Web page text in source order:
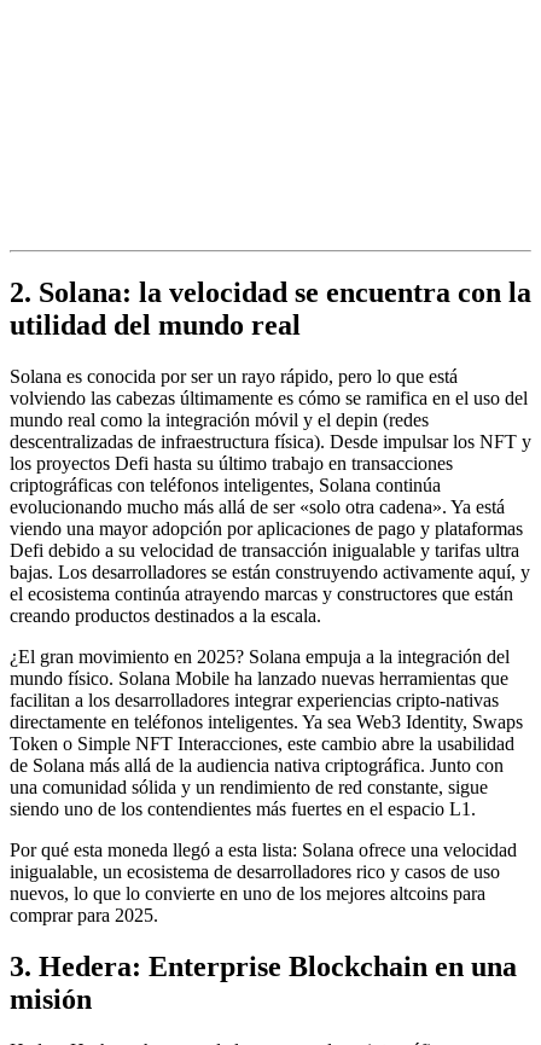
2. Solana: la velocidad se encuentra con la
utilidad del mundo real
Solana es conocida por ser un rayo rápido, pero lo que está
volviendo las cabezas últimamente es cómo se ramifica en el uso del
mundo real como la integración móvil y el depin (redes
descentralizadas de infraestructura física). Desde impulsar los NFT y
los proyectos Defi hasta su último trabajo en transacciones
criptográficas con teléfonos inteligentes, Solana continúa
evolucionando mucho más allá de ser «solo otra cadena». Ya está
viendo una mayor adopción por aplicaciones de pago y plataformas
Defi debido a su velocidad de transacción inigualable y tarifas ultra
bajas. Los desarrolladores se están construyendo activamente aquí, y
el ecosistema continúa atrayendo marcas y constructores que están
creando productos destinados a la escala.
¿El gran movimiento en 2025? Solana empuja a la integración del
mundo físico. Solana Mobile ha lanzado nuevas herramientas que
facilitan a los desarrolladores integrar experiencias cripto-nativas
directamente en teléfonos inteligentes. Ya sea Web3 Identity, Swaps
Token o Simple NFT Interacciones, este cambio abre la usabilidad
de Solana más allá de la audiencia nativa criptográfica. Junto con
una comunidad sólida y un rendimiento de red constante, sigue
siendo uno de los contendientes más fuertes en el espacio L1.
Por qué esta moneda llegó a esta lista: Solana ofrece una velocidad
inigualable, un ecosistema de desarrolladores rico y casos de uso
nuevos, lo que lo convierte en uno de los mejores altcoins para
comprar para 2025.
3. Hedera: Enterprise Blockchain en una
misión